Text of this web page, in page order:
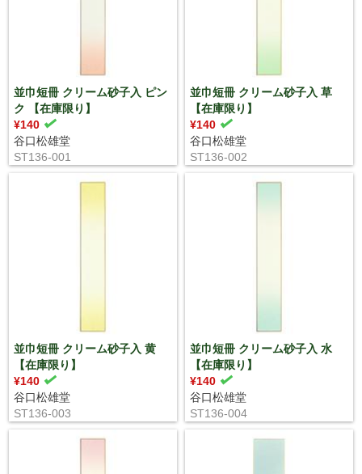
並巾短冊 クリーム砂子入 ピン
ク 【在庫限り】
¥140
谷口松雄堂
ST136-001
並巾短冊 クリーム砂子入 草
【在庫限り】
¥140
谷口松雄堂
ST136-002
並巾短冊 クリーム砂子入 黄
【在庫限り】
¥140
谷口松雄堂
ST136-003
並巾短冊 クリーム砂子入 水
【在庫限り】
¥140
谷口松雄堂
ST136-004